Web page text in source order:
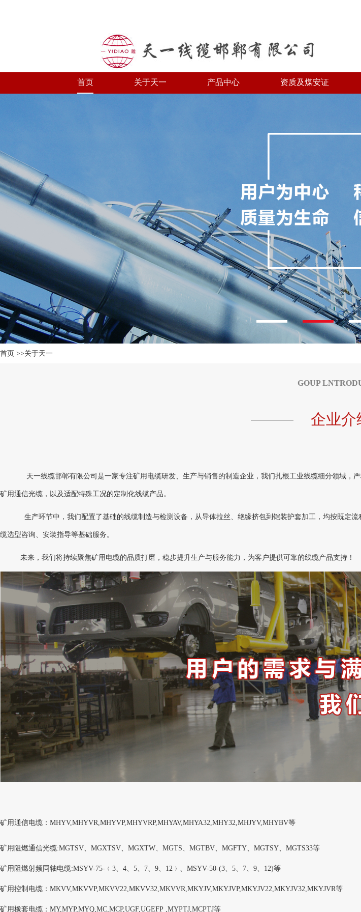
首页 关于天一 产品中心 资质及煤安证
首页 >>关于天一
GOUP
企业介
天一线缆邯郸有限公司是一家专注矿用电缆研发、生产与销售的制造企业，我们扎根工业线缆细分领域，
矿用通信光缆，以及适配特殊工况的定制化线缆产品。
生产环节中，我们配置了基础的线缆制造与检测设备，从导体拉丝、绝缘挤包到铠装护套加工，均按既定
缆选型咨询、安装指导等基础服务。
未来，我们将持续聚焦矿用电缆的品质打磨，稳步提升生产与服务能力，为客户提供可靠的线缆产品支持！
矿用通信电缆：MHYV,MHYVR,MHYVP,MHYVRP,MHYAV,MHYA32,MHY32,MHJYV,MHYBV等
矿用阻燃通信光缆:MGTSV、MGXTSV、MGXTW、MGTS、MGTBV、MGFTY、MGTSY、MGTS33等
矿用阻燃射频同轴电缆:MSYV-75-﹙3、4、5、7、9、12﹚、MSYV-50-(3、5、7、9、12)等
矿用控制电缆：MKVV,MKVVP,MKVV22,MKVV32,MKVVR,MKYJV,MKYJVP,MKYJV22,MKYJV32,MKYJVR等
矿用橡套电缆：MY,MYP,MYQ,MC,MCP,UGF,UGEFP ,MYPTJ,MCPTJ等